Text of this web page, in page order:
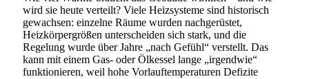
wird sie heute verteilt? Viele Heizsysteme sind historisch
gewachsen: einzelne Räume wurden nachgerüstet,
Heizkörpergrößen unterscheiden sich stark, und die
Regelung wurde über Jahre „nach Gefühl“ verstellt. Das
kann mit einem Gas- oder Ölkessel lange „irgendwie“
funktionieren, weil hohe Vorlauftemperaturen Defizite